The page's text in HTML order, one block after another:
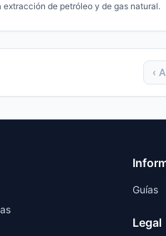
de petróleo y de gas natural.
‹
Guías
Legal